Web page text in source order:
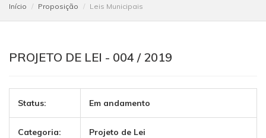
Início Proposição Leis Municipais
PROJETO DE LEI - 004 / 2019
Status: Em andamento
Categoria: Projeto de Lei